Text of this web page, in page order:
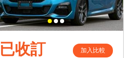
已收訂 加入比較